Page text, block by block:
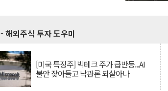
- 해외주식 투자 도우미
[미국 특징주] 빅테크 주가 급반등...AI
불안 잦아들고 낙관론 되살아나